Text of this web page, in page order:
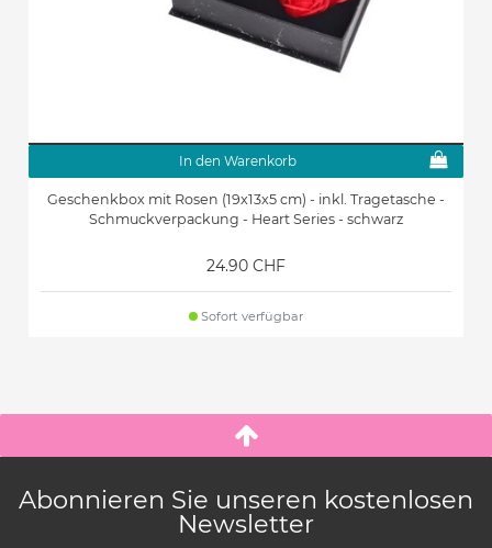
In den Warenkorb
Geschenkbox mit Rosen (19x13x5 cm) - inkl. Tragetasche -
Schmuckverpackung - Heart Series - schwarz
24.90 CHF
Sofort verfügbar
Abonnieren Sie unseren kostenlosen
Newsletter